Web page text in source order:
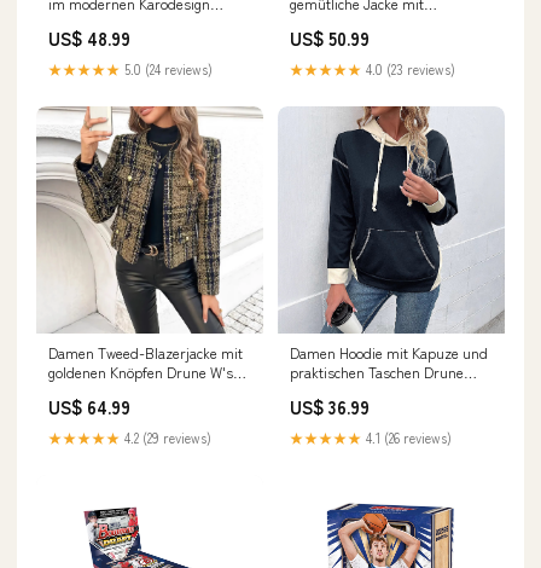
US$ 48.99
★★★★★ 5.0 (24 reviews)
US$ 50.99
★★★★★ 4.0 (23 reviews)
Damen Tweed-Blazerjacke mit
goldenen Knöpfen Drune W's
US$ 64.99
★★★★★ 4.2 (29 reviews)
Damen Hoodie mit Kapuze und
praktischen Taschen Drune
US$ 36.99
★★★★★ 4.1 (26 reviews)